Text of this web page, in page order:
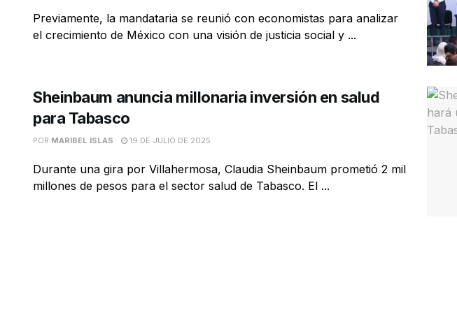
Previamente, la mandataria se reunió con economistas para analizar
el crecimiento de México con una visión de justicia social y ...
Sheinbaum anuncia millonaria inversión en salud
para Tabasco
POR MARIBEL ISLAS 19 DE JULIO DE 2025
Durante una gira por Villahermosa, Claudia Sheinbaum prometió 2 mil
millones de pesos para el sector salud de Tabasco. El ...